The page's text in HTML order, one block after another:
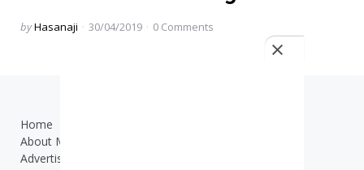
Posted
byHasanaji 30/04/2019 0 Comments
Home
About Me
Advertisement